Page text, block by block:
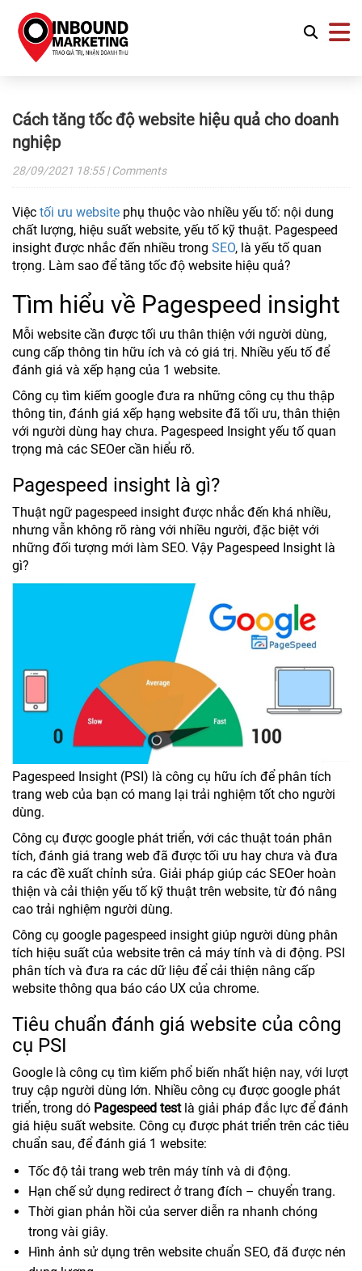
Cách tăng tốc độ website hiệu quả cho doanh
nghiệp
28/09/2021 18:55| Comments
Việc tối ưu website phụ thuộc vào nhiều yếu tố: nội dung
chất lượng, hiệu suất website, yếu tố kỹ thuật. Pagespeed
insight được nhắc đến nhiều trong SEO, là yếu tố quan
trọng. Làm sao để tăng tốc độ website hiệu quả?
Tìm hiểu về Pagespeed insight
Mỗi website cần được tối ưu thân thiện với người dùng,
cung cấp thông tin hữu ích và có giá trị. Nhiều yếu tố để
đánh giá và xếp hạng của 1 website.
Công cụ tìm kiếm google đưa ra những công cụ thu thập
thông tin, đánh giá xếp hạng website đã tối ưu, thân thiện
với người dùng hay chưa. Pagespeed Insight yếu tố quan
trọng mà các SEOer cần hiểu rõ.
Pagespeed insight là gì?
Thuật ngữ pagespeed insight được nhắc đến khá nhiều,
nhưng vẫn không rõ ràng với nhiều người, đặc biệt với
những đối tượng mới làm SEO. Vậy Pagespeed Insight là
gì?
Pagespeed Insight (PSI) là công cụ hữu ích để phân tích
trang web của bạn có mang lại trải nghiệm tốt cho người
dùng.
Công cụ được google phát triển, với các thuật toán phân
tích, đánh giá trang web đã được tối ưu hay chưa và đưa
ra các đề xuất chỉnh sửa. Giải pháp giúp các SEOer hoàn
thiện và cải thiện yếu tố kỹ thuật trên website, từ đó nâng
cao trải nghiệm người dùng.
Công cụ google pagespeed insight giúp người dùng phân
tích hiệu suất của website trên cả máy tính và di động. PSI
phân tích và đưa ra các dữ liệu để cải thiện nâng cấp
website thông qua báo cáo UX của chrome.
Tiêu chuẩn đánh giá website của công
cụ PSI
Google là công cụ tìm kiếm phổ biến nhất hiện nay, với lượt
truy cập người dùng lớn. Nhiều công cụ được google phát
triển, trong dó Pagespeed testlà giải pháp đắc lực để đánh
giá hiệu suất website. Công cụ được phát triển trên các tiêu
chuẩn sau, để đánh giá 1 website:
Tốc độ tải trang web trên máy tính và di động.
Hạn chế sử dụng redirect ở trang đích – chuyển trang.
Thời gian phản hồi của server diễn ra nhanh chóng
trong vài giây.
Hình ảnh sử dụng trên website chuẩn SEO, đã được nén